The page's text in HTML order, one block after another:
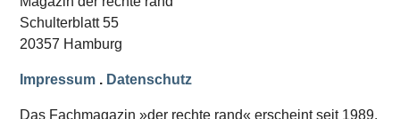
Schwerpunkt »Reichsbürger«
Schwerpunkt NPD
Ausgaben Übersicht
Schulterblatt 55
20357 Hamburg
Impressum . Datenschutz
Das Fachmagazin »der rechte rand« erscheint seit 1989.